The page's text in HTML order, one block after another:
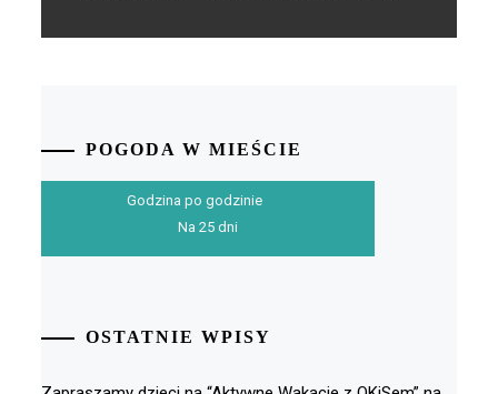
POGODA W MIEŚCIE
Godzina po godzinie
Na 25 dni
OSTATNIE WPISY